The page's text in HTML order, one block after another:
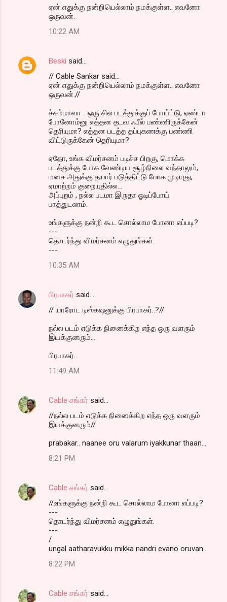
ஏன் எதுக்கு நன்றியெல்லாம் நமக்குள்ள.. எவனோ
ஒருவன்.
10:22 AM
Beski said…
// Cable Sankar said...
ஏன் எதுக்கு நன்றியெல்லாம் நமக்குள்ள.. எவனோ
ஒருவன்.//
ச்சும்மாவா... ஒரு சில படத்துக்குப் போய்ட்டு, ஏண்டா
போனோம்னு எத்தன தடவ ஃபீல் பண்ணிருக்கேன்
தெரியுமா? எத்தன படத்த தப்புகணக்கு பண்ணி
விட்டுருக்கேன் தெரியுமா?
ஏதோ, உங்க விமர்சனம் படிச்ச பிறகு, மொக்க
படத்துக்கு போக வேண்டிய சூழ்நிலை வந்தாலும்,
மனச அதுக்கு தயார் படுத்திட்டு போக முடியுது,
ஏமாற்றம் குறையுதில்ல...
அப்புறம் , நல்ல படமா இருதா ஓடிப்போய்
பாத்துடலாம்.
உங்களுக்கு நன்றி கூட சொல்லாம போனா எப்படி?
---
தொடர்ந்து விமர்சனம் எழுதுங்கள்.
---
10:35 AM
பிரபாகர் said…
// யாரோட டிஸ்கஷனுக்கு பிரபாகர்..?//
நல்ல படம் எடுக்க நினைக்கிற எந்த ஒரு வளரும்
இயக்குனரும்...
பிரபாகர்.
11:49 AM
Cable சங்கர் said…
//நல்ல படம் எடுக்க நினைக்கிற எந்த ஒரு வளரும்
இயக்குனரும்//
prabakar.. naanee oru valarum iyakkunar thaan...
8:21 PM
Cable சங்கர் said…
//உங்களுக்கு நன்றி கூட சொல்லாம போனா எப்படி?
---
தொடர்ந்து விமர்சனம் எழுதுங்கள்.
---
/
ungal aatharavukku mikka nandri evano oruvan..
8:22 PM
Cable சங்கர் said…